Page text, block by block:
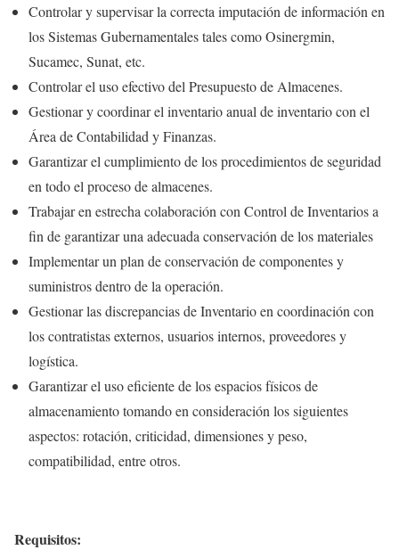
Controlar y supervisar la correcta imputación de información en
los Sistemas Gubernamentales tales como Osinergmin,
Sucamec, Sunat, etc.
Controlar el uso efectivo del Presupuesto de Almacenes.
Gestionar y coordinar el inventario anual de inventario con el
Área de Contabilidad y Finanzas.
Garantizar el cumplimiento de los procedimientos de seguridad
en todo el proceso de almacenes.
Trabajar en estrecha colaboración con Control de Inventarios a
fin de garantizar una adecuada conservación de los materiales
Implementar un plan de conservación de componentes y
suministros dentro de la operación.
Gestionar las discrepancias de Inventario en coordinación con
los contratistas externos, usuarios internos, proveedores y
logística.
Garantizar el uso eficiente de los espacios físicos de
almacenamiento tomando en consideración los siguientes
aspectos: rotación, criticidad, dimensiones y peso,
compatibilidad, entre otros.
Requisitos: